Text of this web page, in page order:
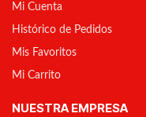
Mi Cuenta
Histórico de Pedidos
Mis Favoritos
Mi Carrito
NUESTRA EMPRESA